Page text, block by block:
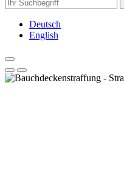
Deutsch
English